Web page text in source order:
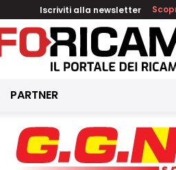
Iscriviti alla newsletter
PARTNER